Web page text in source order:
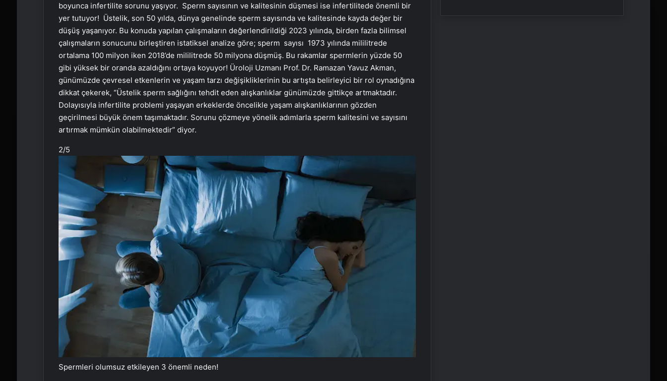
boyunca infertilite sorunu yaşıyor. Sperm sayısının ve kalitesinin düşmesi ise infertilitede önemli bir
yer tutuyor! Üstelik, son 50 yılda, dünya genelinde sperm sayısında ve kalitesinde kayda değer bir
düşüş yaşanıyor. Bu konuda yapılan çalışmaların değerlendirildiği 2023 yılında, birden fazla bilimsel
çalışmaların sonucunu birleştiren istatiksel analize göre; sperm sayısı 1973 yılında mililitrede
ortalama 100 milyon iken 2018’de mililitrede 50 milyona düşmüş. Bu rakamlar spermlerin yüzde 50
gibi yüksek bir oranda azaldığını ortaya koyuyor! Üroloji Uzmanı Prof. Dr. Ramazan Yavuz Akman,
günümüzde çevresel etkenlerin ve yaşam tarzı değişikliklerinin bu artışta belirleyici bir rol oynadığına
dikkat çekerek, “Üstelik sperm sağlığını tehdit eden alışkanlıklar günümüzde gittikçe artmaktadır.
Dolayısıyla infertilite problemi yaşayan erkeklerde öncelikle yaşam alışkanlıklarının gözden
geçirilmesi büyük önem taşımaktadır. Sorunu çözmeye yönelik adımlarla sperm kalitesini ve sayısını
artırmak mümkün olabilmektedir” diyor.
2/5
Spermleri olumsuz etkileyen 3 önemli neden!